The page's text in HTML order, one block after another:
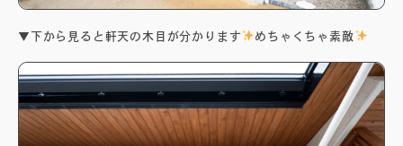
〒840-0211
佐賀県佐賀市大和町東山田2311-1
TEL.0952-20-2232
営業時間：8:00～18:00 / 定休日：第2・4火曜・水曜
▼下から見ると軒天の木目が分かります めちゃくちゃ素敵